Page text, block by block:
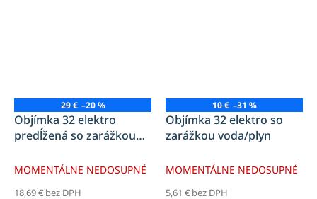
29 € –20 %
Objímka 32 elektro
predĺžená so zarážkou
MOMENTÁLNE NEDOSUPNÉ
18,69 € bez DPH
10 € –31 %
Objímka 32 elektro so
zarážkou voda/plyn
MOMENTÁLNE NEDOSUPNÉ
5,61 € bez DPH